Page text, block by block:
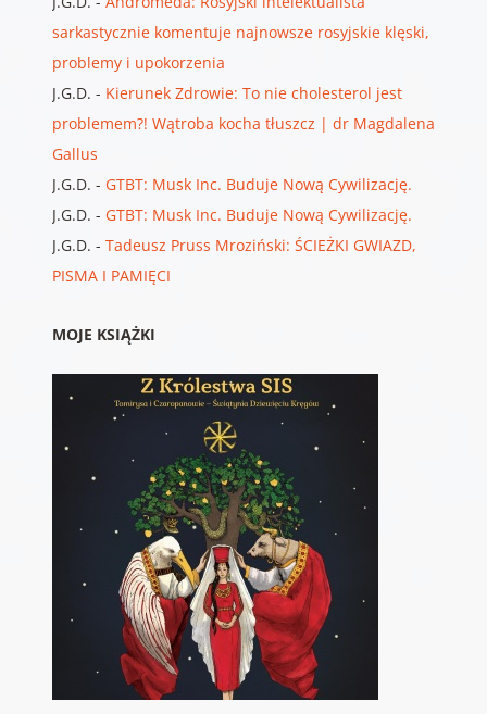
sarkastycznie komentuje najnowsze rosyjskie klęski,
problemy i upokorzenia
J.G.D. - Kierunek Zdrowie: To nie cholesterol jest
problemem?! Wątroba kocha tłuszcz | dr Magdalena
Gallus
J.G.D. - GTBT: Musk Inc. Buduje Nową Cywilizację.
J.G.D. - GTBT: Musk Inc. Buduje Nową Cywilizację.
J.G.D. - Tadeusz Pruss Mroziński: ŚCIEŻKI GWIAZD,
PISMA I PAMIĘCI
MOJE KSIĄŻKI